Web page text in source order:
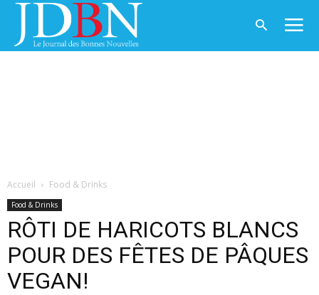
Accueil Food & Drinks
Food & Drinks
RÔTI DE HARICOTS BLANCS
POUR DES FÊTES DE PÂQUES
VEGAN!